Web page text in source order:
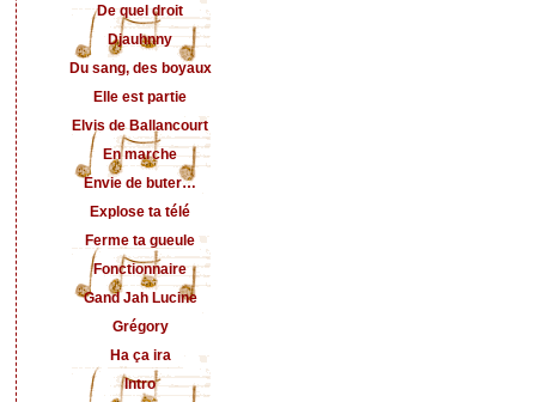
De quel droit
Djauhnny
Du sang, des boyaux
Elle est partie
Elvis de Ballancourt
En marche
Envie de buter…
Explose ta télé
Ferme ta gueule
Fonctionnaire
Gand Jah Lucine
Grégory
Ha ça ira
Intro